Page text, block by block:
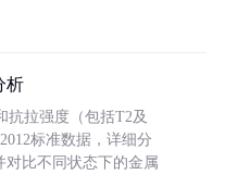
析
抗拉强度（包括T2及
标准数据，详细分
比不同状态下的金属